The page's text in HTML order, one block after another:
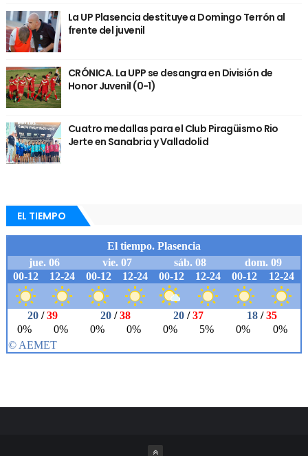
La UP Plasencia destituye a Domingo Terrón al
frente del juvenil
CRÓNICA. La UPP se desangra en División de
Honor Juvenil (0-1)
Cuatro medallas para el Club Piragüismo Rio
Jerte en Sanabria y Valladolid
EL TIEMPO